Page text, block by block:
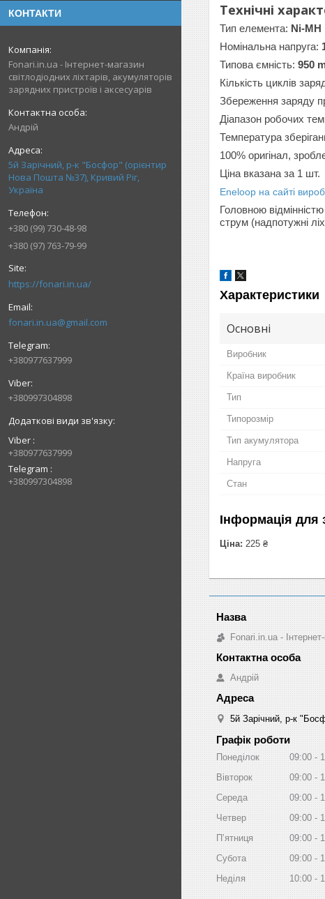
КОНТАКТИ
Fonari.in.ua - Інтернет-магазин
світлодіодних ліхтарів, акумуляторів
зарядних пристроїв і аксесуарів
Андрій
5й Зарічний, р-к "Босфор" (орієнтир
Нова Пошта №37), Кривий Ріг,
Україна
+380 (99) 730-48-98
+380 (97) 763-79-99
https://fonari.in.ua/
fonari.in.ua@gmail.com
+380977637999
+380997304898
Viber
+380977637999
Telegram
+380997304898
Технічні
Тип елемента: Ni-MH
Номінальна напруга:
Типова ємність: 950
Кількість циклів
Збереження заряду
Діапазон робочих
Температура
100% оригінал,
Ціна вказана за 1 шт.
Eneloop на сайті
Головною
струм (надпотужні
Характеристики
Основні
Виробник
Країна виробник
Тип
Типорозмір
Тип акумулятора
Напруга
Стан
Інформація для
Ціна: 225 ₴
Fonari.in.ua -
Андрій
5й Зарічний, р-к
Графік роботи
Понеділок 09:00
Вівторок
09:00
Середа
09:00
Четвер
09:00
Пʼятниця
09:00
Субота
09:00
Неділя
10:00